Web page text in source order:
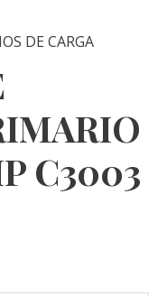
DE CARGA
C3003